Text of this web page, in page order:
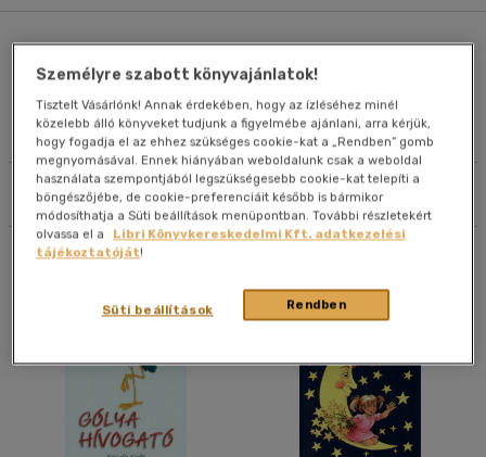
Bujáki Lívia
Művei
Szűrés Rendezés
Eladott darabszám szerint csökkenő
Eladott darabszám szerint növekvő
Cím szerint A-Z
Szerző szerint A-Z
Megjelenítés
20 db / oldal
Alkalmaz
Személyre szabott könyvajánlatok!
Tisztelt Vásárlónk! Annak érdekében, hogy az ízléséhez minél
közelebb álló könyveket tudjunk a figyelmébe ajánlani, arra kérjük,
hogy fogadja el az ehhez szükséges cookie-kat a „Rendben” gomb
megnyomásával. Ennek hiányában weboldalunk csak a weboldal
használata szempontjából legszükségesebb cookie-kat telepíti a
böngészőjébe, de cookie-preferenciáit később is bármikor
módosíthatja a Süti beállítások menüpontban. További részletekért
olvassa el a
Libri Könyvkereskedelmi Kft. adatkezelési
tájékoztatóját!
Rendben
Süti beállítások